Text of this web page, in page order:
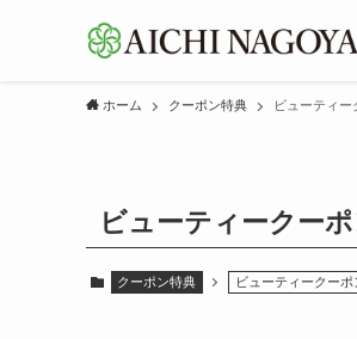
ホーム クーポン特典 ビューティー
ビューティークー
クーポン特典 ビューティークーポ